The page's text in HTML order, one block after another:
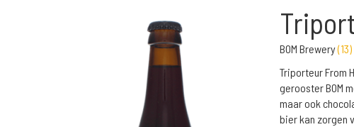
BOM Brewery(13)
Triporteur From
gerooster BOM
maar ook
bier kan zorgen